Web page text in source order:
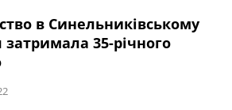
в Синельниківському
затримала 35-річного